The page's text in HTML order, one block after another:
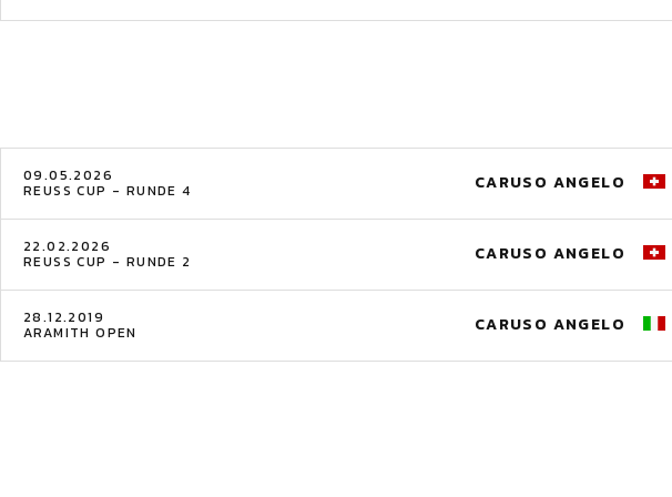
09.05.2026
REUSS CUP - RUNDE 4 CARUSO ANGELO
22.02.2026
REUSS CUP - RUNDE 2 CARUSO ANGELO
28.12.2019
ARAMITH OPEN CARUSO ANGELO